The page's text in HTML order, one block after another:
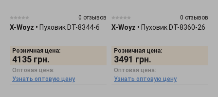
0 отзывов
X-Woyz • Пуховик DT-8344-6
Розничная цена:
4135 грн.
Оптовая цена:
Узнать оптовую цену
0 отзывов
X-Woyz • Пуховик DT-8360-26
Розничная цена:
3491 грн.
Оптовая цена:
Узнать оптовую цену